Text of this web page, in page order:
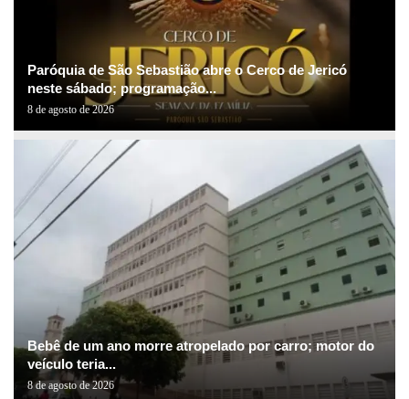
Paróquia de São Sebastião abre o Cerco de Jericó
neste sábado; programação...
8 de agosto de 2026
Bebê de um ano morre atropelado por carro; motor do
veículo teria...
8 de agosto de 2026